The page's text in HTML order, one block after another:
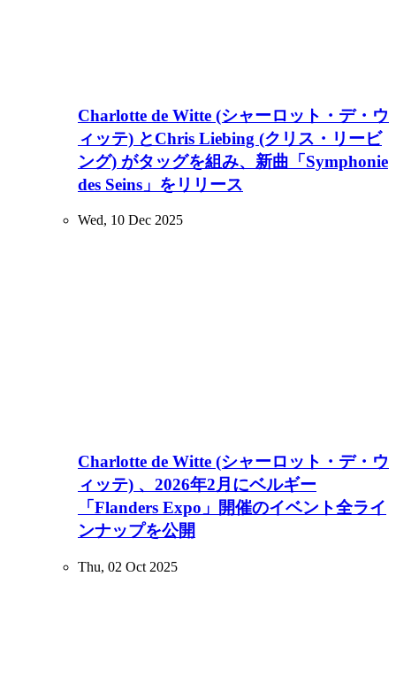
Charlotte de Witte (シャーロット・デ・ウ
ィッテ) とChris Liebing (クリス・リービ
ング) がタッグを組み、新曲「Symphonie
des Seins」をリリース
Wed, 10 Dec 2025
Charlotte de Witte (シャーロット・デ・ウ
ィッテ) 、2026年2月にベルギー
「Flanders Expo」開催のイベント全ライ
ンナップを公開
Thu, 02 Oct 2025